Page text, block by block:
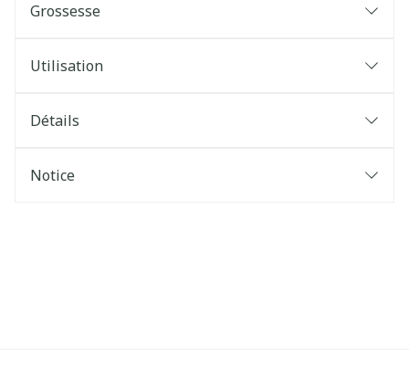
Grossesse
Utilisation
Détails
Notice